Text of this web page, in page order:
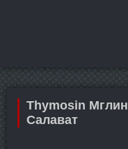
Thymosin
Салават